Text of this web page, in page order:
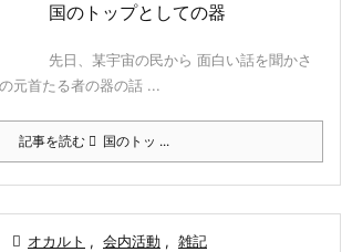
国のトップとしての器
先日、某宇宙の民から 面白い話を聞かさ
元首たる者の器の話 ...
記事を読む 国のトッ ...
 オカルト , 会内活動 , 雑記